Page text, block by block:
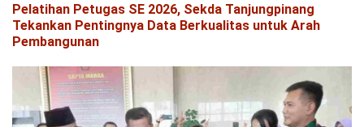
Pelatihan Petugas SE 2026, Sekda Tanjungpinang
Tekankan Pentingnya Data Berkualitas untuk Arah
Pembangunan